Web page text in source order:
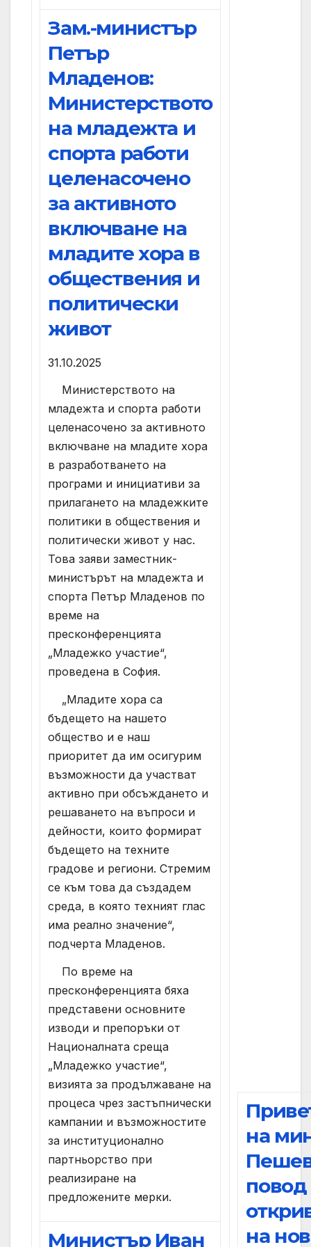
Зам.-министър
Петър
Младенов:
Министерството
на младежта и
спорта работи
целенасочено
за активното
включване на
младите хора в
обществения и
политически
живот
31.10.2025
Министерството на
младежта и спорта работи
целенасочено за активното
включване на младите хора
в разработването на
програми и инициативи за
прилагането на младежките
политики в обществения и
политически живот у нас.
Това заяви заместник-
министърът на младежта и
спорта Петър Младенов по
време на
пресконференцията
„Младежко участие“,
проведена в София.
„Младите хора са
бъдещето на нашето
общество и е наш
приоритет да им осигурим
възможности да участват
активно при обсъждането и
решаването на въпроси и
дейности, които формират
бъдещето на техните
градове и региони. Стремим
се към това да създадем
среда, в която техният глас
има реално значение“,
подчерта Младенов.
По време на
пресконференцията бяха
представени основните
изводи и препоръки от
Националната среща
„Младежко участие“,
визията за продължаване на
процеса чрез застъпнически
кампании и възможностите
за институционално
партньорство при
реализиране на
предложените мерки.
Министър Иван
на
повод
на